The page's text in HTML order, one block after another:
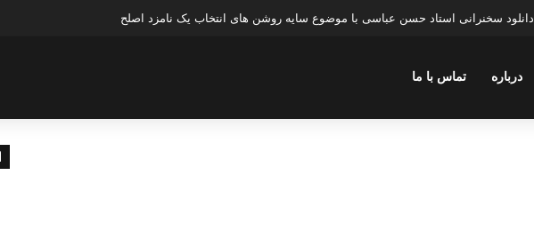
دانلود سخنرانی استاد حسن عباسی با موضوع سایه روشن های انتخاب یک نامزد اصلح
درباره تماس با ما